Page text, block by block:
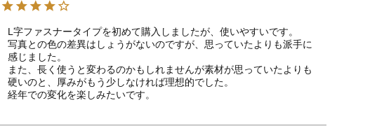
L字ファスナータイプを初めて購入しましたが、使いやすいです。
写真との色の差異はしょうがないのですが、思っていたよりも派手に
感じました。
また、長く使うと変わるのかもしれませんが素材が思っていたよりも
硬いのと、厚みがもう少しなければ理想的でした。
経年での変化を楽しみたいです。